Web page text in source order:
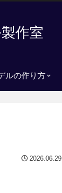
作室
ルの作り方
2026.06.29